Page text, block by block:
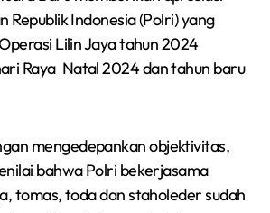
Republik Indonesia (Polri) yang
Lilin Jaya tahun 2024
Raya Natal 2024 dan tahun baru
mengedepankan objektivitas,
bahwa Polri bekerjasama
tomas, toda dan staholeder sudah